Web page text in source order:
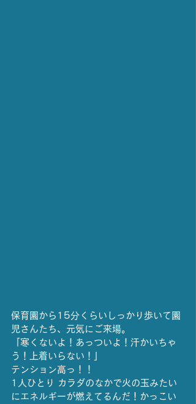
保育園から15分くらいしっかり歩いて園
児さんたち、元気にご来場。
「寒くないよ！あっついよ！汗かいちゃ
う！上着いらない！」
テンション高っ！！
1人ひとり カラダのなかで火の玉みたい
にエネルギーが燃えてるんだ！かっこい